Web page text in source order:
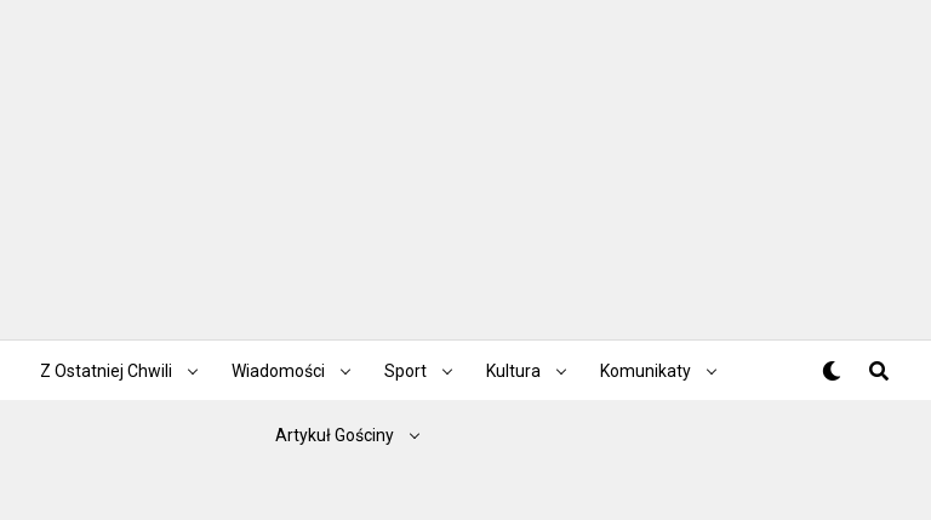
Z Ostatniej Chwili Wiadomości Sport Kultura Komunikaty
Artykuł Gościny